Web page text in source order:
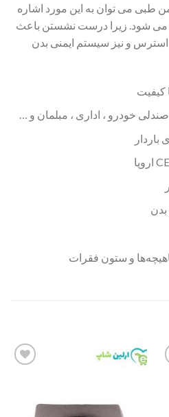
طبی می توان به این مورد اشاره
شود. زیرا درست نشستن باعث
و نیز سیستم ایمنی بدن
کیفیت
صندلی خودرو ، اداری ، مبلمان و …
بدن
و ستون فقرات